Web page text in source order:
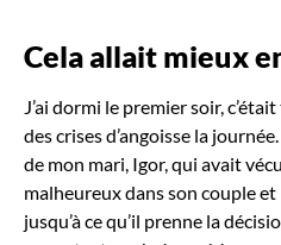
Cela allait mieux
J’ai dormi le premier soir,
des crises d’angoisse la
de mon mari, Igor, qui avait
malheureux dans son couple
jusqu’à ce qu’il prenne la